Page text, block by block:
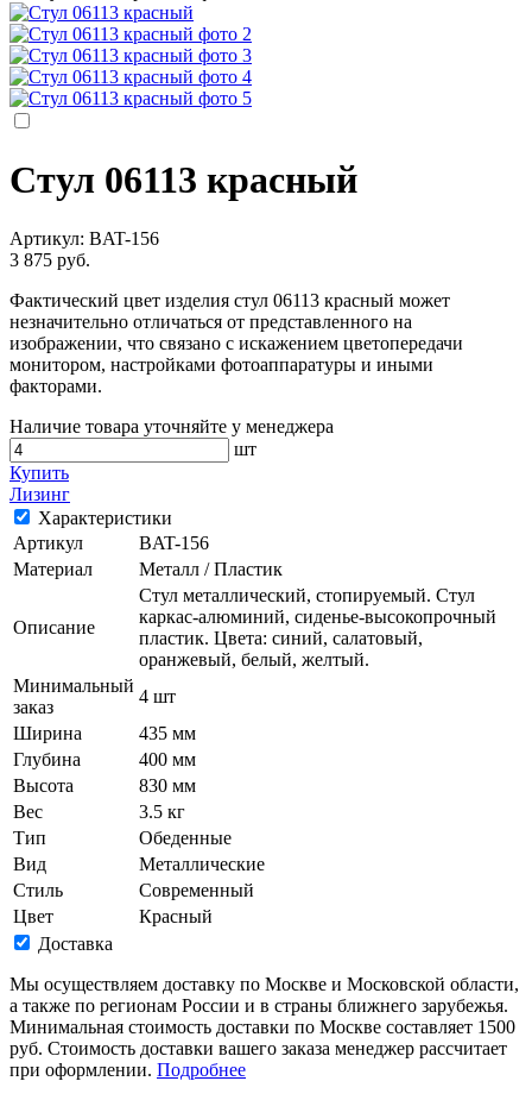
Стул 06113 красный
Артикул: BAT-156
3 875 руб.
Фактический цвет изделия стул 06113 красный может
незначительно отличаться от представленного на
изображении, что связано с искажением цветопередачи
монитором, настройками фотоаппаратуры и иными
факторами.
Наличие товара уточняйте у менеджера
шт
Купить
Лизинг
Характеристики
Артикул
BAT-156
Материал
Металл / Пластик
Описание
Стул металлический, стопируемый. Стул
каркас-алюминий, сиденье-высокопрочный
пластик. Цвета: синий, салатовый,
оранжевый, белый, желтый.
Минимальный
заказ
4 шт
Ширина
435 мм
Глубина
400 мм
Высота
830 мм
Вес
3.5 кг
Тип
Обеденные
Вид
Металлические
Стиль
Современный
Цвет
Красный
Доставка
Мы осуществляем доставку по Москве и Московской области,
а также по регионам России и в страны ближнего зарубежья.
Минимальная стоимость доставки по Москве составляет 1500
руб. Стоимость доставки вашего заказа менеджер рассчитает
при оформлении. Подробнее